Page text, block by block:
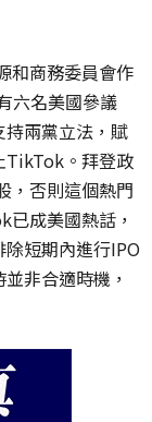
和商務委員會作
六名美國參議
兩黨立法，賦
TikTok 。拜登政
，否則這個熱門
已成美國熱話，
短期內進行IPO
非合適時機，